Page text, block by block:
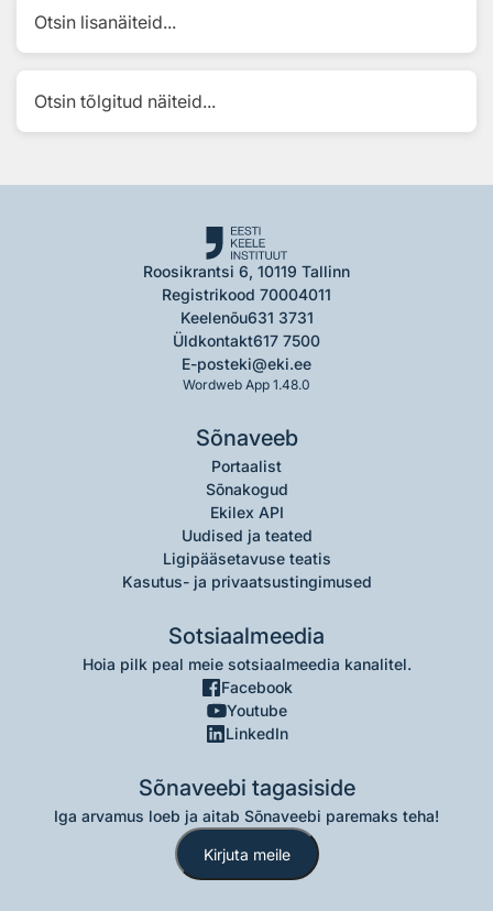
Otsin lisanäiteid...
Otsin tõlgitud näiteid...
Roosikrantsi 6, 10119 Tallinn
Registrikood 70004011
Keelenõu631 3731
Üldkontakt617 7500
E-posteki@eki.ee
Wordweb App 1.48.0
Sõnaveeb
Portaalist
Sõnakogud
Ekilex API
Uudised ja teated
Ligipääsetavuse teatis
Kasutus- ja privaatsustingimused
Sotsiaalmeedia
Hoia pilk peal meie sotsiaalmeedia kanalitel.
Facebook
Youtube
LinkedIn
Sõnaveebi tagasiside
Iga arvamus loeb ja aitab Sõnaveebi paremaks teha!
Kirjuta meile